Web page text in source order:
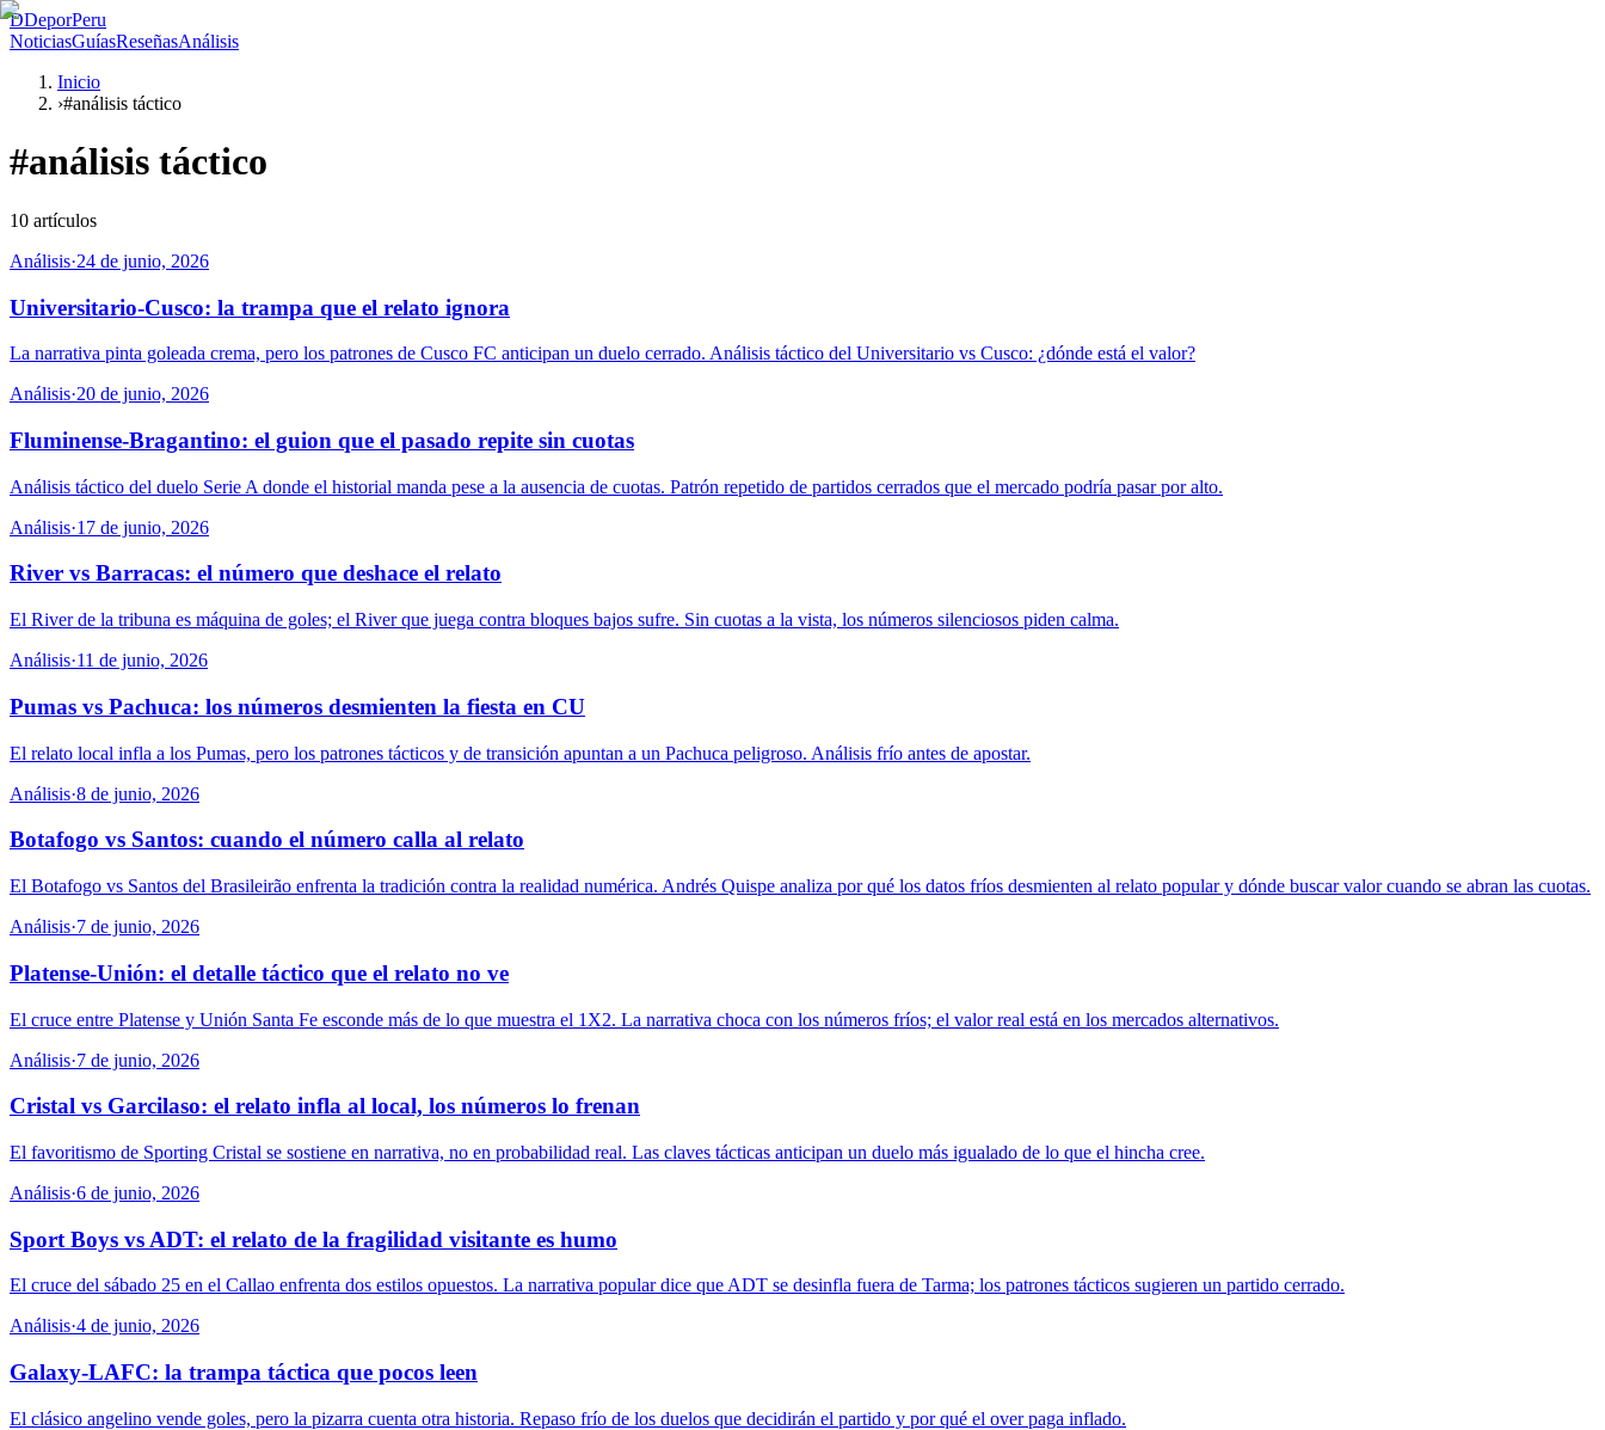
DDeporPeru
NoticiasGuíasReseñasAnálisis
Inicio
›#análisis táctico
#análisis táctico
10 artículos
Análisis·24 de junio, 2026
Universitario-Cusco: la trampa que el relato ignora
La narrativa pinta goleada crema, pero los patrones de Cusco FC anticipan un duelo cerrado. Análisis táctico del Universitario vs Cusco: ¿dónde está el valor?
Análisis·20 de junio, 2026
Fluminense-Bragantino: el guion que el pasado repite sin cuotas
Análisis táctico del duelo Serie A donde el historial manda pese a la ausencia de cuotas. Patrón repetido de partidos cerrados que el mercado podría pasar por alto.
Análisis·17 de junio, 2026
River vs Barracas: el número que deshace el relato
El River de la tribuna es máquina de goles; el River que juega contra bloques bajos sufre. Sin cuotas a la vista, los números silenciosos piden calma.
Análisis·11 de junio, 2026
Pumas vs Pachuca: los números desmienten la fiesta en CU
El relato local infla a los Pumas, pero los patrones tácticos y de transición apuntan a un Pachuca peligroso. Análisis frío antes de apostar.
Análisis·8 de junio, 2026
Botafogo vs Santos: cuando el número calla al relato
El Botafogo vs Santos del Brasileirão enfrenta la tradición contra la realidad numérica. Andrés Quispe analiza por qué los datos fríos desmienten al relato popular y dónde buscar valor cuando se abran las cuotas.
Análisis·7 de junio, 2026
Platense-Unión: el detalle táctico que el relato no ve
El cruce entre Platense y Unión Santa Fe esconde más de lo que muestra el 1X2. La narrativa choca con los números fríos; el valor real está en los mercados alternativos.
Análisis·7 de junio, 2026
Cristal vs Garcilaso: el relato infla al local, los números lo frenan
El favoritismo de Sporting Cristal se sostiene en narrativa, no en probabilidad real. Las claves tácticas anticipan un duelo más igualado de lo que el hincha cree.
Análisis·6 de junio, 2026
Sport Boys vs ADT: el relato de la fragilidad visitante es humo
El cruce del sábado 25 en el Callao enfrenta dos estilos opuestos. La narrativa popular dice que ADT se desinfla fuera de Tarma; los patrones tácticos sugieren un partido cerrado.
Análisis·4 de junio, 2026
Galaxy-LAFC: la trampa táctica que pocos leen
El clásico angelino vende goles, pero la pizarra cuenta otra historia. Repaso frío de los duelos que decidirán el partido y por qué el over paga inflado.